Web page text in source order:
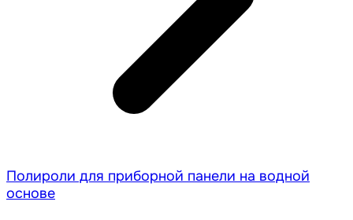
Полироли для приборной панели на водной
основе